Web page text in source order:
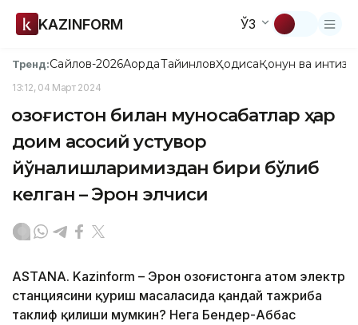
KAZINFORM ЎЗ
Тренд:Сайлов-2026АқордаТайинловҲодисаҚонун ва
13:12, 04 Март 2024
Қозоғистон билан муносабатлар ҳар
доим асосий устувор
йўналишларимиздан бири бўлиб
келган – Эрон элчиси
ASTANA. Kazinform – Эрон Қозоғистонга атом электр
станциясини қуриш масаласида қандай тажриба
таклиф қилиши мумкин? Нега Бендер-Аббас